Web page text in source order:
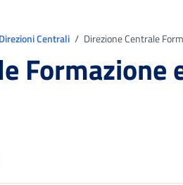
Direzioni Centrali Direzione Centrale
Formazione